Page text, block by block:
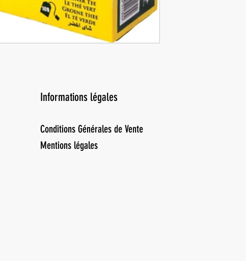
Informations légales
Conditions Générales de Vente
Mentions légales